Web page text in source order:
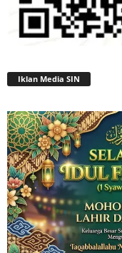
Iklan Media SIN